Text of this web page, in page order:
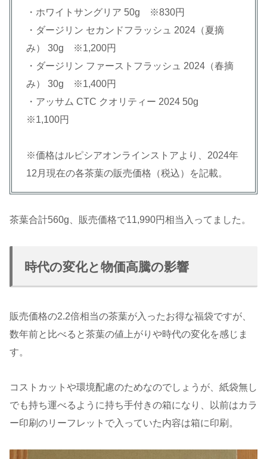
・ホワイトサングリア 50g ※830円
・ダージリン セカンドフラッシュ 2024（夏摘
み） 30g ※1,200円
・ダージリン ファーストフラッシュ 2024（春摘
み） 30g ※1,400円
・アッサム CTC クオリティー 2024 50g
※1,100円
※価格はルピシアオンラインストアより、2024年
12月現在の各茶葉の販売価格（税込）を記載。
茶葉合計560g、販売価格で11,990円相当入ってました。
時代の変化と物価高騰の影響
販売価格の2.2倍相当の茶葉が入ったお得な福袋ですが、
数年前と比べると茶葉の値上がりや時代の変化を感じま
す。
コストカットや環境配慮のためなのでしょうが、紙袋無し
でも持ち運べるように持ち手付きの箱になり、以前はカラ
ー印刷のリーフレットで入っていた内容は箱に印刷。